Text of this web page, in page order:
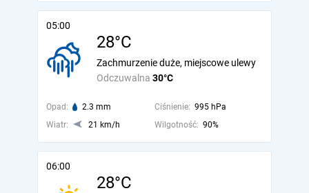
05:00
28°C
Odczuwalna 30°C
Zachmurzenie duże, miejscowe ulewy
Opad: 2.3 mm Ciśnienie: 995 hPa
Wiatr:
21 km/h Wilgotność: 90%
06:00
28°C